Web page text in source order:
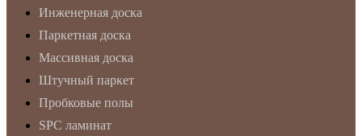
Инженерная доска
Паркетная доска
Массивная доска
Штучный паркет
Пробковые полы
SPC ламинат